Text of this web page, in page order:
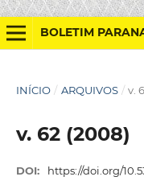
BOLETIM
INÍCIO / ARQUIVOS / v.
v. 62 (2008)
DOI: https://doi.org/